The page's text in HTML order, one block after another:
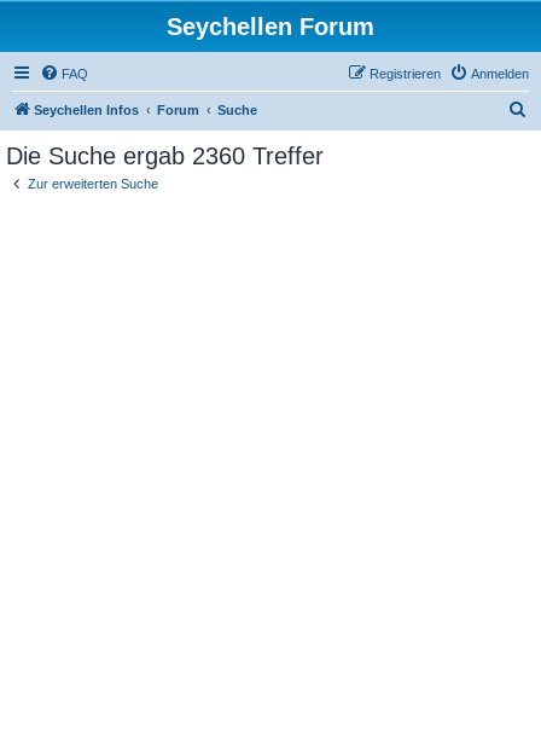
Seychellen Forum
FAQ Anmelden
Registrieren
Seychellen Infos Forum Suche
Die Suche ergab 2360 Treffer
Zur erweiterten Suche